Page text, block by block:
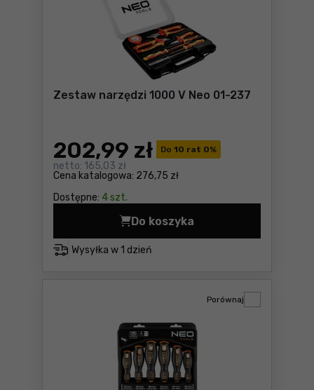
Zestaw narzędzi 1000 V Neo 01-237
Do 10 rat 0%
Cena katalogowa: 276,75 zł
202,99 zł
netto: 165,03 zł
Dostępne: 4 szt.
Wysyłka w 1 dzień
Do koszyka
Zestaw narzędzi 1000 V
Porównaj